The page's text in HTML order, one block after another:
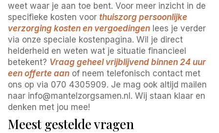
weet waar je aan toe bent. Voor meer inzicht in de
specifieke kosten voorthuiszorg persoonlijke
verzorging kosten en vergoedingen lees je verder
via onze speciale kostenpagina. Wil je direct
helderheid en weten wat je situatie financieel
betekent? Vraag geheel vrijblijvend binnen 24 uur
een offerte aan of neem telefonisch contact met
ons op via 070 4305909. Je mag ook altijd mailen
naar info@mantelzorgsamen.nl. Wij staan klaar en
denken met jou mee!
Meest gestelde vragen